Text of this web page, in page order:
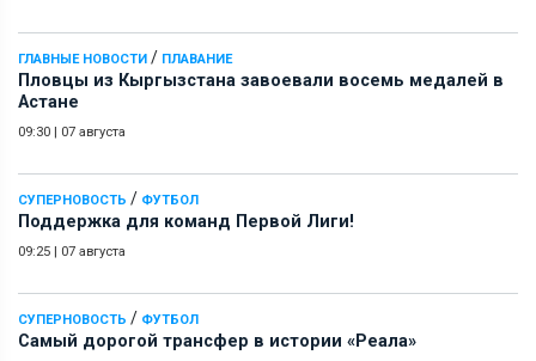
ГЛАВНЫЕ НОВОСТИ / ПЛАВАНИЕ
Пловцы из Кыргызстана завоевали восемь медалей в
Астане
09:30 | 07 августа
СУПЕРНОВОСТЬ / ФУТБОЛ
Поддержка для команд Первой Лиги!
09:25 | 07 августа
СУПЕРНОВОСТЬ / ФУТБОЛ
Самый дорогой трансфер в истории «Реала»